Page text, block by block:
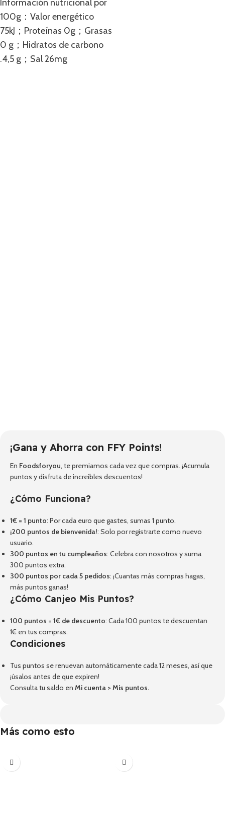
Información nutricional por
100g：Valor energético
75kJ；Proteínas 0g；Grasas
0 g；Hidratos de carbono
.4,5 g；Sal 26mg
¡Gana y Ahorra con FFY Points!
En Foodsforyou, te premiamos cada vez que compras. ¡Acumula
puntos y disfruta de increíbles descuentos!
¿Cómo Funciona?
1€ = 1 punto: Por cada euro que gastes, sumas 1 punto.
¡200 puntos de bienvenida!: Solo por registrarte como nuevo
usuario.
300 puntos en tu cumpleaños: Celebra con nosotros y suma
300 puntos extra.
300 puntos por cada 5 pedidos: ¡Cuantas más compras hagas,
más puntos ganas!
¿Cómo Canjeo Mis Puntos?
100 puntos = 1€ de descuento: Cada 100 puntos te descuentan
1€ en tus compras.
Condiciones
Tus puntos se renuevan automáticamente cada 12 meses, así que
¡úsalos antes de que expiren!
Consulta tu saldo en Mi cuenta > Mis puntos.
Más como esto